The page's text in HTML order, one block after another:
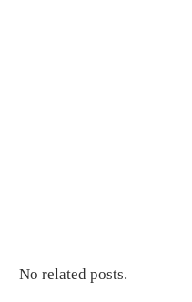
No related posts.